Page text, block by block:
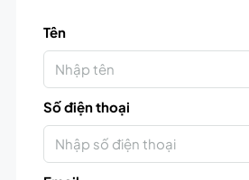
Tên
Số điện thoại